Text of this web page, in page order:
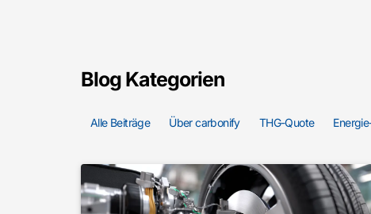
Blog Kategorien
Alle Beiträge Über carbonify THG-Quote